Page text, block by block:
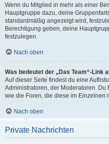
Wenn du Mitglied in mehr als einer
Hauptgruppe dazu, deine
standardmäßig angezeigt wird,
Berechtigung geben, deine
festzulegen.
Nach oben
Was bedeutet der „Das Team“-Link
Auf dieser Seite findest du eine
Administratoren, der Moderatoren.
wie die Foren, die diese im Einzelnen
Nach oben
Private Nachrichten